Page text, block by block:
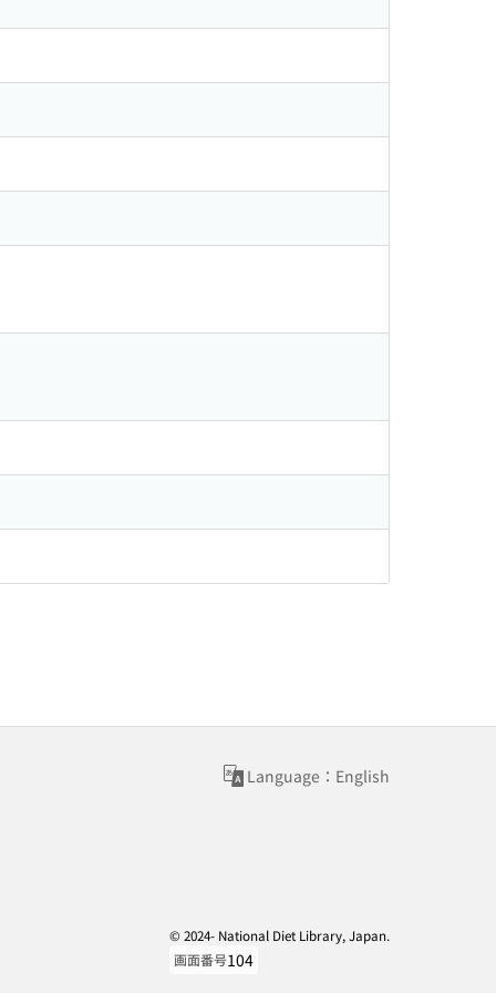
Language：English
© 2024- National Diet Library, Japan.
画面番号104